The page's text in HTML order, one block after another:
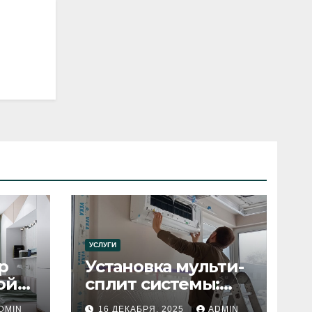
УСЛУГИ
Установка мульти-
сплит системы:
пошаговое
16 ДЕКАБРЯ, 2025 ADMIN